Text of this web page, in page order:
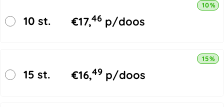
10 st. €17,46 p/doos
10%
15 st. €16,49 p/doos
15%